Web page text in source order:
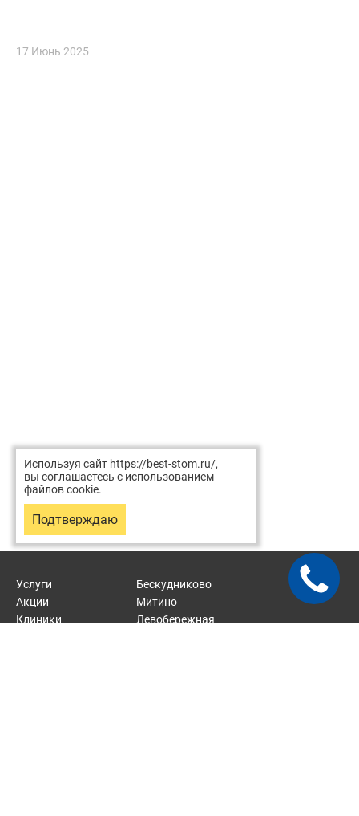
17 Июнь 2025
Услуги
Акции
Клиники
Бескудниково
Митино
Левобережная
Используя сайт https://best-stom.ru/,
вы соглашаетесь с использованием
файлов cookie.
Подтверждаю